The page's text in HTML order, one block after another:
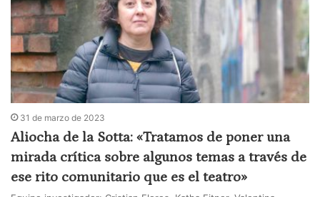
31 de marzo de 2023
Aliocha de la Sotta: «Tratamos de poner una
mirada crítica sobre algunos temas a través de
ese rito comunitario que es el teatro»